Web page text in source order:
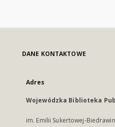
DANE KONTAKTOWE
Adres
Wojewódzka Biblioteka
im. Emilii Sukertowej-